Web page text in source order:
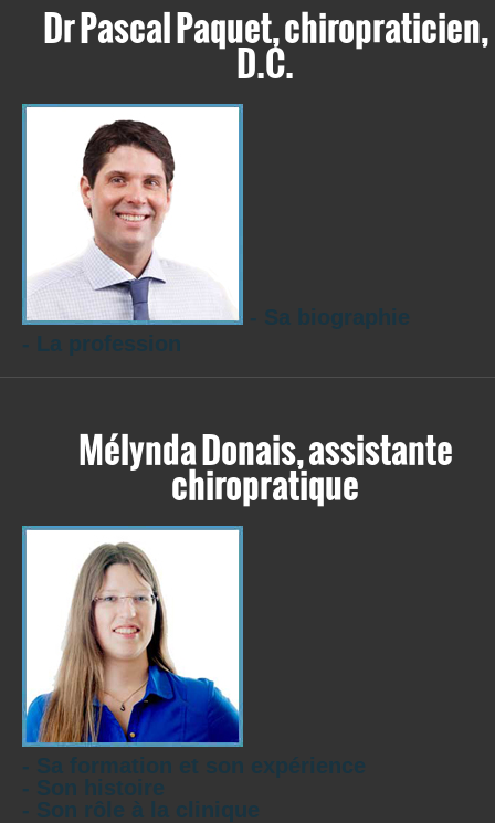
Dr Pascal Paquet, chiropraticien,
D.C.
- Sa biographie
- La profession
Mélynda Donais, assistante
chiropratique
- Sa formation et son expérience
- Son histoire
- Son rôle à la clinique